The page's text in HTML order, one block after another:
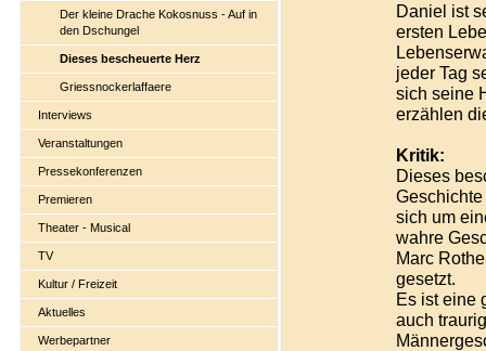
Der kleine Drache Kokosnuss - Auf in
den Dschungel
Dieses bescheuerte Herz
Griessnockerlaffaere
Interviews
Veranstaltungen
Pressekonferenzen
Premieren
Theater - Musical
TV
Kultur / Freizeit
Aktuelles
Werbepartner
Daniel ist
ersten
jeder Tag
sich seine
erzählen
Kritik:
Dieses
sich um
wahre
Marc
gesetzt.
Es ist eine
auch